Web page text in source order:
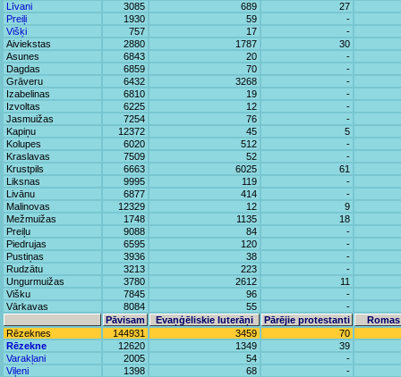
Līvani
3085 689
27
Preiļi
1930 59
-
Višķi
757 17
-
Aiviekstas
2880 1787
30
Asunes
6843 20
-
Dagdas
6859 70
-
Grāveru
6432 3268
-
Izabelinas
6810 19
-
Izvoltas
6225 12
-
Jasmuižas
7254 76
-
Kapiņu
12372 45
5
Kolupes
6020 512
-
Kraslavas
7509 52
-
Krustpils
6663 6025
61
Liksnas
9995 119
-
Livānu
6877 414
-
Malinovas
12329 12
9
Mežmuižas
1748 1135
18
Preiļu
9088 84
-
Piedrujas
6595 120
-
Pustiņas
3936 38
-
Rudzātu
3213 223
-
Ungurmuižas
3780 2612
11
Višku
7845 96
-
Vārkavas
8084 55
-
Pāvisam
Evaņģēliskie luterāņi Pārējie protestanti
Rēzeknes
144931 3459
70
Rēzekne
12620 1349
39
Varakļani
2005 54
-
Viļeni
1398 68
-